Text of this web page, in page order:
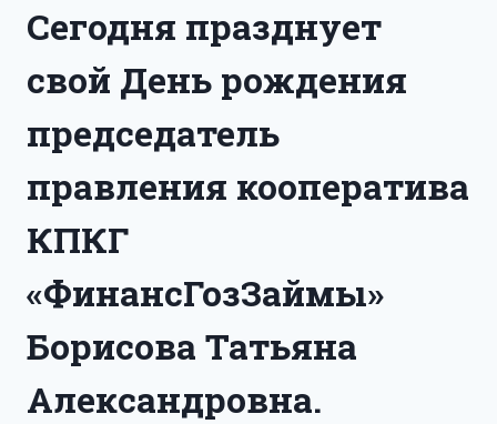
Сегодня празднует
свой День рождения
председатель
правления кооператива
КПКГ
«ФинансГозЗаймы»
Борисова Татьяна
Александровна.